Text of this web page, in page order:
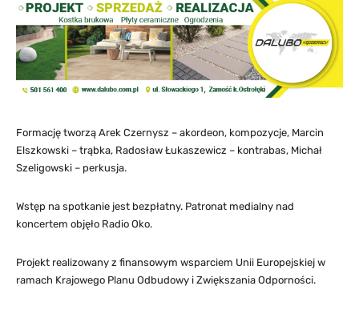
Formację tworzą Arek Czernysz – akordeon, kompozycje, Marcin
Elszkowski – trąbka, Radosław Łukaszewicz – kontrabas, Michał
Szeligowski – perkusja.
Wstęp na spotkanie jest bezpłatny. Patronat medialny nad
koncertem objęło Radio Oko.
Projekt realizowany z finansowym wsparciem Unii Europejskiej w
ramach Krajowego Planu Odbudowy i Zwiększania Odporności.